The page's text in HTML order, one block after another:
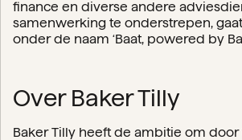
finance en diverse andere
samenwerking te onderstrepen,
onder de naam ‘Baat, powered by
Over Baker Tilly
Baker Tilly heeft de ambitie om door